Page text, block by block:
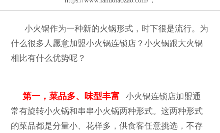
小火锅作为一种新的火锅形式，时下很是流行。为
什么很多人愿意加盟小火锅连锁店？小火锅跟大火锅
相比有什么优势呢？
第一，菜品多、味型丰富
小火锅连锁店加盟通
常有旋转小火锅和串串小火锅两种形式。这两种形式
的菜品都是分量小、花样多，供食客任意挑选，不存